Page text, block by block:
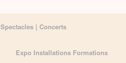
Spectacles | Concerts
Expo Installations Formations